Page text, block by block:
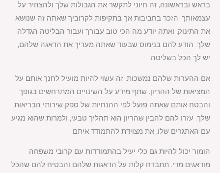
בראש ובראשונה, זה חיוני לתקשר את הגבולות שלך ולהצהיר על
עצמאותך. הזכר בחביבות אך בתקיפות לקרוביך שאתה זה שנושא
את התינוק, ואתה יודע מה הכי טוב עבורך ועבור הבליטה הגדלה
שלך. הודע להם בנימוס שבעוד שאתה מעריך את הדאגה שלהם,
יש לך הכל בשליטה.
אם ההערות שלהם נמשכות, זה עשוי להיות מועיל לחנך אותם על
המציאות של ההריון. שתף מידע על השינויים המתרחשים בגופך
והבטח אותם שאתה פועל לפי ההנחיות של ספק שירותי הבריאות
שלך. עזרו להם להבין שהריון הוא תהליך טבעי, ולמרות שהוא מגיע
עם האתגרים שלו, את מצוידת להתמודד איתם.
הומור יכול להיות גם כלי יעיל בהתמודדות עם קרובי משפחה
מודאגים מדי. תתבדח קלות על הדאגות שלהם והבטיח להם שהכל